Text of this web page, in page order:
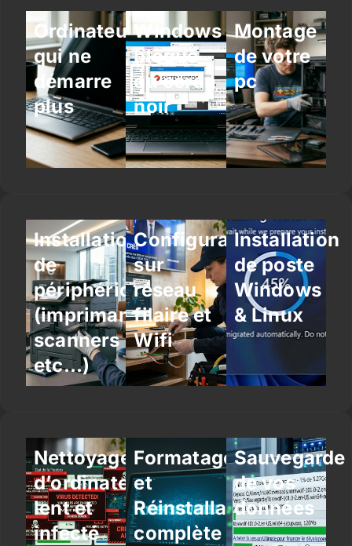
Ordinateur
qui ne
démarre
plus
Windows
bloqué
ou écran
noir
Montage
de votre
pc
Installation
de
périphériques
(imprimantes,
scanners
etc…)
Configuration
sur
réseau
filaire et
Wifi
Installation
de poste
Windows
& Linux
Nettoyage
d’ordinateur
lent et
infecté
Formatage
et
Réinstallation
complète
Sauvegarde
de vos
données